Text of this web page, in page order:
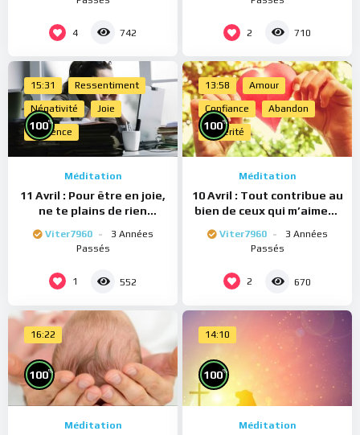
4 742 2 710
15:31 Ressentiment
Négativité Joie
Présence
100%
Méditation
11 Avril : Pour être en joie,
ne te plains de rien
Viter7960
3 Années
Passés
1 552
13:58 Amour
Confiance Abandon
Sincérité
100%
Méditation
10 Avril : Tout contribue au
bien de ceux qui m’aiment
Viter7960
3 Années
Passés
2 670
16:22
100%
Méditation
14:10
100%
Méditation